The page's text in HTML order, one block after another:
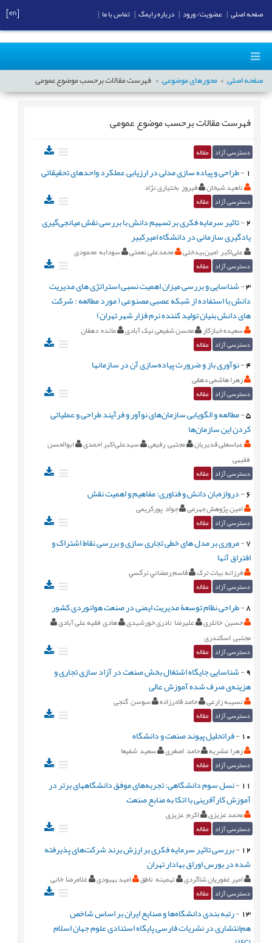
صفحه اصلی محورهای موضوعی فهرست مقالات برحسب موضوععمومى
فهرست مقالات برحسب موضوععمومى
دسترسی آزاد مقاله
-طراحی و پیاده سازی مدلی در ارزیابی عملکرد واحدهای تحقیقاتی
ناهید شیخان فیروز بختیاری نژاد
دسترسی آزاد مقاله
2
-تاثیر سرمایه فکری بر تسهیم دانش با بررسی نقش میانجی‌گیری
یادگیری سازمانی در دانشگاه امیرکبیر
علی‌اکبر امین‌بیدختی محمدعلی نعمتی سودابه محمودی
دسترسی آزاد مقاله
3
-شناسایی و بررسی میزان اهمیت نسبی استراتژی های مدیریت
دانش با استفاده از شبکه عصبی مصنوعی ( مورد مطالعه : شرکت
های دانش بنیان تولید کننده نرم فزار شهر تهران)
سعیده خبازکار محسن شفیعی نیک آبادی مائده دهقان
دسترسی آزاد مقاله
4
-نوآوری باز و ضرورت پیاده‌سازی آن در سازمانها
زهرا هاشمی دهقی
دسترسی آزاد مقاله
5
-مطالعه و الگویابی سازمان‌های نوآور و فرآیند طراحی و َعملیاتی
کردن این سازمان‌ها
عباسعلِی قدیریان مجتبی رفیعی سیدعلی‌اکبر احمدی
ابوالحسن
فقیهی
دسترسی آزاد مقاله
6
-دروازه‌بان دانش و فناوری: مفاهیم و اهمیت نقش
امین پژوهش جهرمی جواد پورکریمی
دسترسی آزاد مقاله
7
-مروری بر مدل های خطی تجاری سازی و بررسی نقاط اشتراک و
افتراق آنها
فرزانه بیات ترک قاسم رمضاني نرگسي
دسترسی آزاد مقاله
8
-طراحی نظام توسعۀ مدیریت ایمنی در صنعت هوانوردی کشور
حسین خانلری علیرضا نادری خورشیدی هادی فقیه علی آبادی
مجتبی اسکندری
دسترسی آزاد مقاله
9
-شناسایی جایگاه اشتغال بخش صنعت در آزاد سازی تجاری و
هزینه‌ی صرف شده آموزش عالی
نسیبه زارعی حامد قادرزاده سوسن گنجی
دسترسی آزاد مقاله
10
-فراتحلیل پیوند صنعت و دانشگاه
زهرا عشریه حامد اصغری سعید شفیعا
دسترسی آزاد مقاله
11
-نسل سوم دانشگاهی: تجربه‌های موفق دانشگاههای برتر در
آموزش کارآفرینی با اتکا به منابع صنعت
محمد عزیزی اکرم عزیزی
دسترسی آزاد مقاله
12
-بررسی تاثیر سرمایه فکری بر ارزش برند شرکت‌های پذیرفته
شده در بورس اوراق بهادار تهران
امیر غفوریان شاگردی تهمینه ناطق امید بهبودی غلامرضا خانی
دسترسی آزاد مقاله
13
-رتبه بندی دانشگاه‌ها و صنایع ایران بر اساس شاخص
هم‌انتشاری در نشریات فارسی پایگاه استنادی علوم جهان اسلام
صفحه اصلی عضویت/ ورود درباره رایمگ تماس با ما